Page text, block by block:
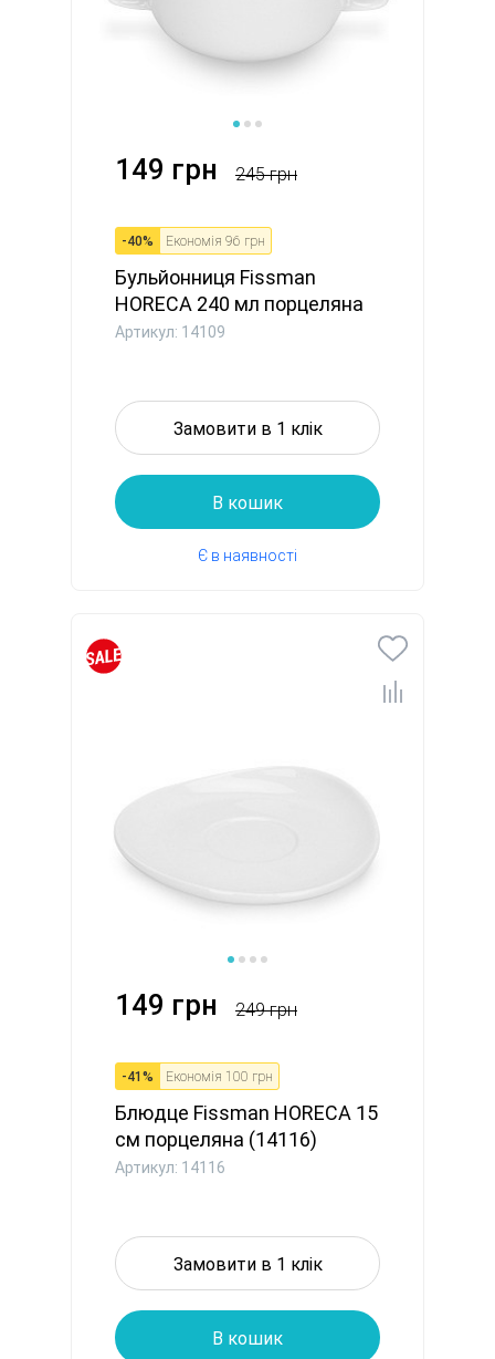
149 грн 245 грн
-40% Економія 96 грн
Бульйонниця Fissman
HORECA 240 мл порцеляна
(14109...
Артикул: 14109
Замовити в 1 клік
В кошик
Є в наявності
149 грн 249 грн
-41 % Економія 100 грн
Блюдце Fissman HORECA 15
см порцеляна (14116)
Артикул: 14116
Замовити в 1 клік
В кошик